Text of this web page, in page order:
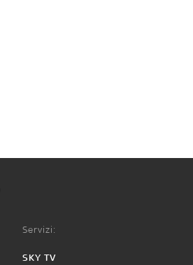
Servizi:
SKY TV